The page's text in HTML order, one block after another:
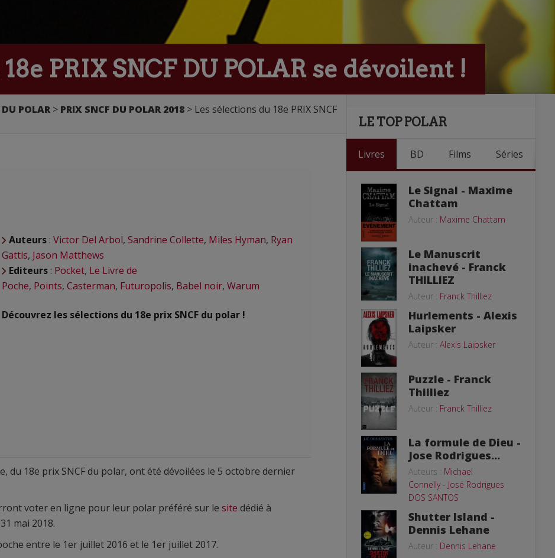
PRIX SNCF DU POLAR se dévoilent !
POLAR > PRIX SNCF DU POLAR 2018 > Les sélections du 18e PRIX SNCF
Auteurs : Victor Del Arbol, Sandrine Collette, Miles Hyman, Ryan
Gattis, Jason Matthews
Editeurs : Pocket, Le Livre de
Poche, Points, Casterman, Futuropolis, Babel noir, Warum
Découvrez les sélections du 18e prix SNCF du polar !
du 18e prix SNCF du polar, ont été dévoilées le 5 octobre dernier
voter en ligne pour leur polar préféré sur le site dédié à
mai 2018.
entre le 1er juillet 2016 et le 1er juillet 2017.
LE TOP POLAR
Livres BD Films Séries
Le Signal - Maxime
Chattam
Auteur : Maxime Chattam
Le Manuscrit
inachevé - Franck
THILLIEZ
Auteur : Franck Thilliez
Hurlements - Alexis
Laipsker
Auteur : Alexis Laipsker
Puzzle - Franck
Thilliez
Auteur : Franck Thilliez
La formule de Dieu -
Jose Rodrigues...
Auteurs : Michael
Connelly- José Rodrigues
DOS SANTOS
Shutter Island -
Dennis Lehane
Auteur : Dennis Lehane